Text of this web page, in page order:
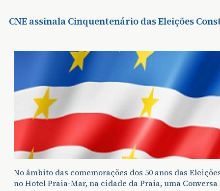
CNE assinala Cinquentenário das Eleições
No âmbito das comemorações dos 50 anos das
no Hotel Praia-Mar, na cidade da Praia, uma